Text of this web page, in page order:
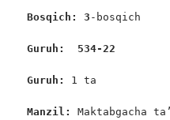
Bosqich: 3 -bosqich
Guruh:  534-22
Guruh: 1 ta
Manzil: Maktabgacha